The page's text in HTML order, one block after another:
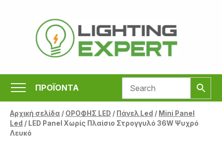
περιεχόμενο
ΠΡΟΪΟΝΤΑ
Αρχική σελίδα/ ΟΡΟΦΗΣ LED / Πάνελ Led / Mini Panel
Led / LED Panel Χωρίς Πλαίσιο Στρογγυλό 36W Ψυχρό
Λευκό